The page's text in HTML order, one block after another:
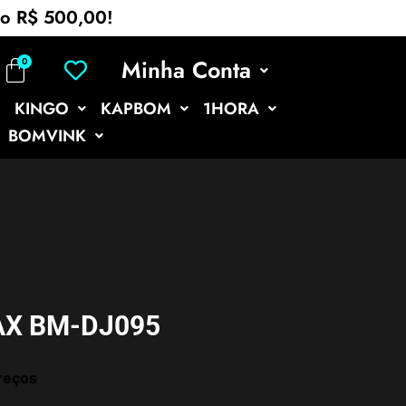
R$ 500,00!
Minha Conta
KINGO KAPBOM
1HORA
BOMVINK
BM-DJ095